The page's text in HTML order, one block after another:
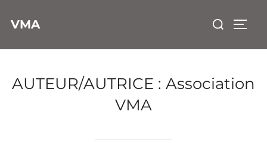
auVMA Rechercher
AUTEUR/AUTRICE : Association
VMA